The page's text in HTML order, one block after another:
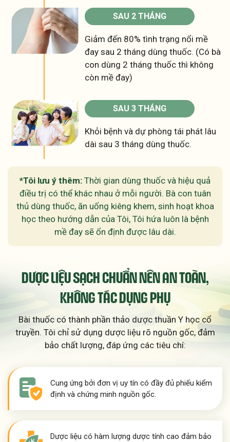
SAU 2 THÁNG
Giảm đến 80% tình trạng nổi mề
đay sau 2 tháng dùng thuốc. (Có bà
con dùng 2 tháng thuốc thì không
còn mề đay)
SAU 3 THÁNG
Khỏi bệnh và dự phòng tái phát lâu
dài sau 3 tháng dùng thuốc.
*Tôi lưu ý thêm: Thời gian dùng thuốc và hiệu quả
điều trị có thể khác nhau ở mỗi người. Bà con tuân
thủ dùng thuốc, ăn uống kiêng khem, sinh hoạt khoa
học theo hướng dẫn của Tôi, Tôi hứa luôn là bệnh
mề đay sẽ ổn định được lâu dài.
DƯỢC LIỆU SẠCH CHUẨN NÊN AN TOÀN,
KHÔNG TÁC DỤNG PHỤ
Bài thuốc có thành phần thảo dược thuần Y học cổ
truyền. Tôi chỉ sử dụng dược liệu rõ nguồn gốc, đảm
bảo chất lượng, đáp ứng các tiêu chí:
Cung ứng bởi đơn vị uy tín có đầy đủ phiếu kiểm
định và chứng minh nguồn gốc.
Dược liệu có hàm lượng dược tính cao đảm bảo